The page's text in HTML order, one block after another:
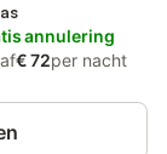
annulering
€ 72per nacht